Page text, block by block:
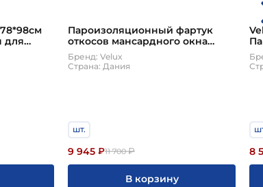
для
Пароизоляционный фартук
откосов мансардного окна
Velux (Велюкс) BBX 0000 SK08
114*140 см
Бренд: Velux
Страна: Дания
шт.
9 945 ₽11 700₽
В корзину
8